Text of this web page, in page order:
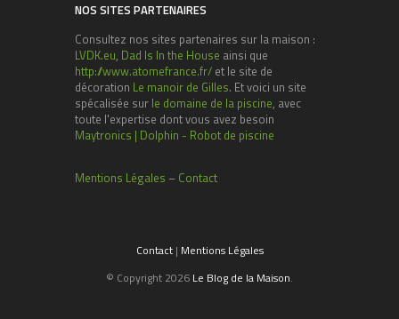
NOS SITES PARTENAIRES
Consultez nos sites partenaires sur la maison :
LVDK.eu, Dad Is In the House ainsi que
http://www.atomefrance.fr/ et le site de
décoration Le manoir de Gilles. Et voici un site
spécalisée sur le domaine de la piscine, avec
toute l'expertise dont vous avez besoin
Maytronics | Dolphin - Robot de piscine
Mentions Légales – Contact
Contact| Mentions Légales
© Copyright 2026 Le Blog de la Maison.